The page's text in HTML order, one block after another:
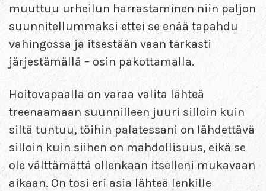
muuttuu urheilun harrastaminen niin paljon
suunnitellummaksi ettei se enää tapahdu
vahingossa ja itsestään vaan tarkasti
järjestämällä – osin pakottamalla.
Hoitovapaalla on varaa valita lähteä
treenaamaan suunnilleen juuri silloin kuin
siltä tuntuu, töihin palatessani on lähdettävä
silloin kuin siihen on mahdollisuus, eikä se
ole välttämättä ollenkaan itselleni mukavaan
aikaan. On tosi eri asia lähteä lenkille